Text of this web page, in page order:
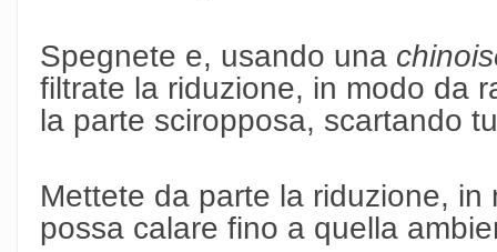
Spegnete e, usando una
filtrate la riduzione, in modo da
la parte sciropposa, scartando
Mettete da parte la riduzione,
possa calare fino a quella